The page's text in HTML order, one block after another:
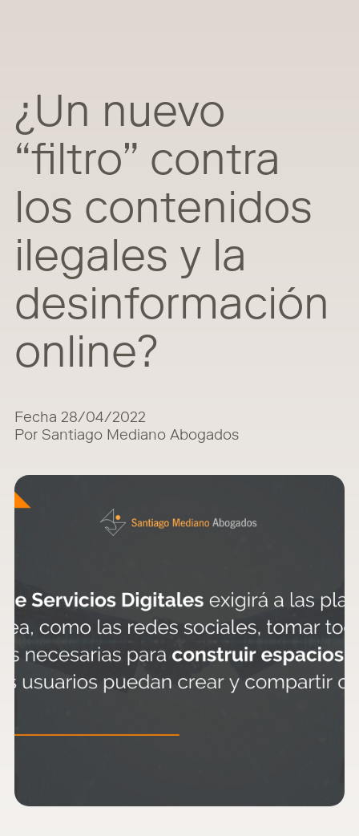
¿Un nuevo
“filtro” contra
los contenidos
ilegales y la
desinformación
online?
Fecha 28/04/2022
Por Santiago Mediano Abogados